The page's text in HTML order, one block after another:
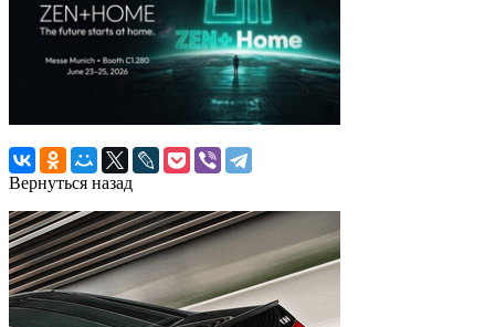
Вернуться назад